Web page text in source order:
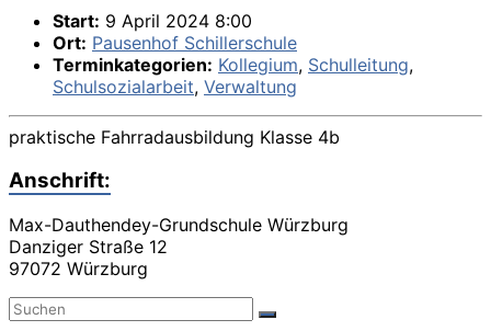
Start: 9 April 2024 8:00
Ort: Pausenhof Schillerschule
Terminkategorien: Kollegium, Schulleitung,
Schulsozialarbeit, Verwaltung
praktische Fahrradausbildung Klasse 4b
Anschrift:
Max-Dauthendey-Grundschule Würzburg
Danziger Straße 12
97072 Würzburg